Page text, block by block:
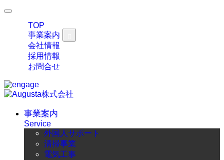
TOP
事業案内
会社情報
採用情報
お問合せ
事業案内
Service
外国人サポート
清掃事業
電気工事